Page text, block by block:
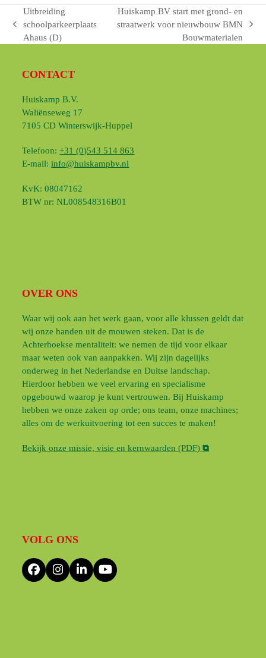
previous
post:
Uitbreiding
schoolparkeerplaats
Ahaus (D)
next
post:
Huiskamp BV start met grond- en
straatwerk voor nieuwbouw BMN
Bouwmaterialen
CONTACT
Huiskamp B.V.
Waliënseweg 17
7105 CD Winterswijk-Huppel
Telefoon:+31 (0)543 514 863
E-mail:info@huiskampbv.nl
KvK: 08047162
BTW nr: NL008548316B01
OVER ONS
Waar wij ook aan het werk gaan, voor alle klussen geldt dat
wij onze handen uit de mouwen steken. Dat is de
Achterhoekse mentaliteit: we nemen de tijd voor elkaar
maar weten ook van aanpakken. Wij zijn dagelijks
onderweg in het Nederlandse en Duitse landschap.
Hierdoor hebben we veel ervaring en specialisme
opgebouwd waarop je kunt vertrouwen. Bij Huiskamp
hebben we onze zaken op orde; ons team, onze machines;
alles om de werkuitvoering tot een succes te maken!
Bekijk onze missie, visie en kernwaarden (PDF) ⧉
VOLG ONS
FacebookInstagram
LinkedInYouTube